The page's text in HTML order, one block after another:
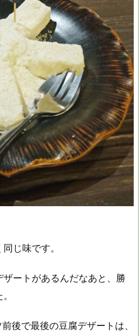
じ味です。
ートがあるんだなあと、勝
後で最後の豆腐デザートは、